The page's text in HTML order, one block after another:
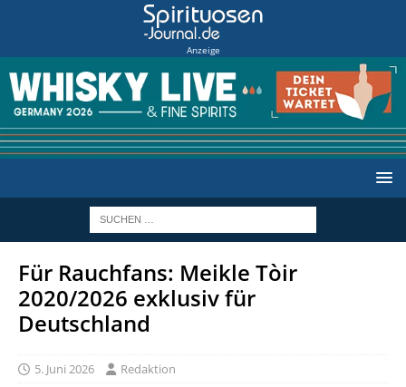
Anzeige
Für Rauchfans: Meikle Tòir
2020/2026 exklusiv für
Deutschland
5. Juni 2026 Redaktion